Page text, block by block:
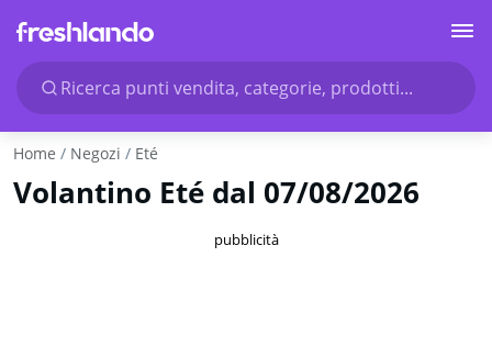
Ricerca punti vendita, categorie, prodotti...
Home Negozi Eté
Volantino Eté dal 07/08/2026
pubblicità